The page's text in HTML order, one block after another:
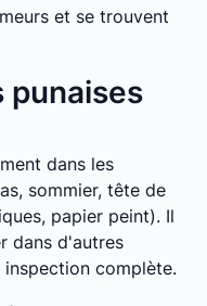
et se trouvent
punaises
dans les
sommier, tête de
papier peint). Il
dans d'autres
complète.